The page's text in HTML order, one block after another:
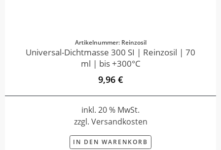
Artikelnummer: Reinzosil
Universal-Dichtmasse 300 SI | Reinzosil | 70
ml | bis +300°C
9,96 €
inkl. 20 % MwSt.
zzgl. Versandkosten
IN DEN WARENKORB